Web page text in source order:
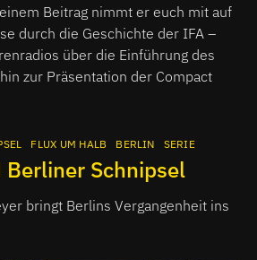
Beitrag nimmt er euch mit auf
durch die Geschichte der IFA –
über die Einführung des
zur Präsentation der Compact
FLUX UM HALB BERLIN SERIE
Berliner Schnipsel
bringt Berlins Vergangenheit ins